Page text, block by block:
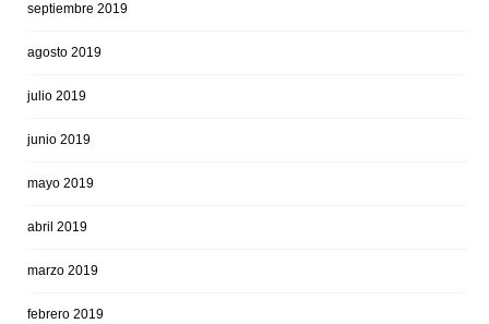
septiembre 2019
agosto 2019
julio 2019
junio 2019
mayo 2019
abril 2019
marzo 2019
febrero 2019